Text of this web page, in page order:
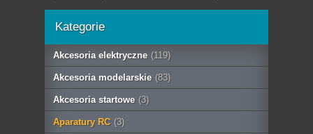
Kategorie
Akcesoria elektryczne (119)
Akcesoria modelarskie (83)
Akcesoria startowe (3)
Aparatury RC (3)